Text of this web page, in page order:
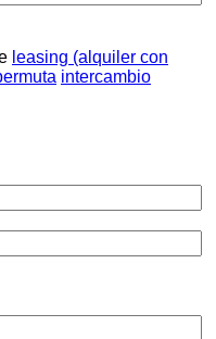
leasing (alquiler con
intercambio